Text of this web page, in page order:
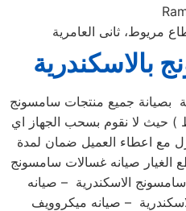
مريوط، ثانى العامرية
بالاسكندرية
بصيانة جميع منتجات سامسونج
) حيث لا نقوم بسحب الجهاز اي
مع اعطاء العميل ضمان لمدة
الغيار صيانه غسالات سامسونج
الاسكندرية – صيانه
– صيانه ميكروويف